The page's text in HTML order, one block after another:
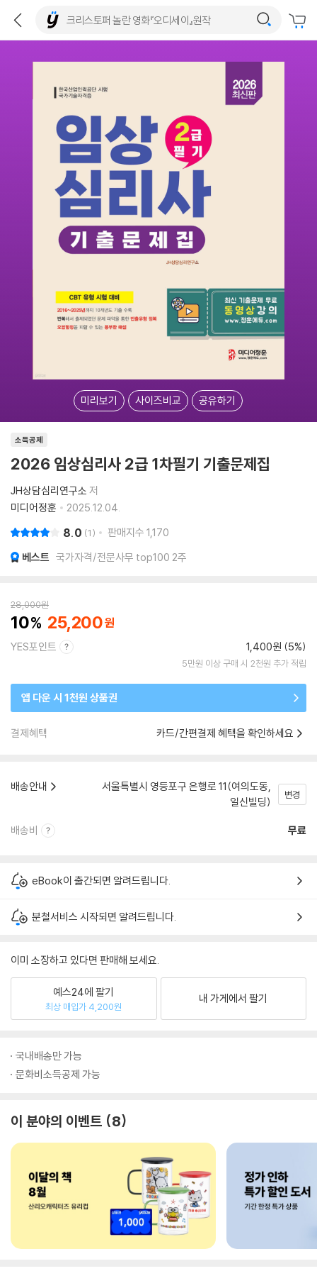
미리보기 사이즈비교 공유하기
소득공제
2026 임상심리사 2급 1차필기 기출문제집
JH상담심리연구소 저
미디어정훈
2025.12.04.
8.0 1 판매지수 1,170
베스트 국가자격/전문사무 top100 2주
28,000원
10 25,200
YES포인트 1,400원 (5%)
5만원 이상 구매 시 2천원 추가 적립
앱 다운 시 1천원 상품권
결제혜택 카드/간편결제 혜택을 확인하세요
배송안내
서울특별시 영등포구 은행로 11(여의도동,
일신빌딩)
변경
배송비 무료
eBook이 출간되면 알려드립니다.
분철서비스 시작되면 알려드립니다.
이미 소장하고 있다면 판매해 보세요.
예스24에 팔기
최상 매입가 4,200원
내 가게에서 팔기
국내배송만 가능
문화비소득공제 가능
이 분야의 이벤트 8